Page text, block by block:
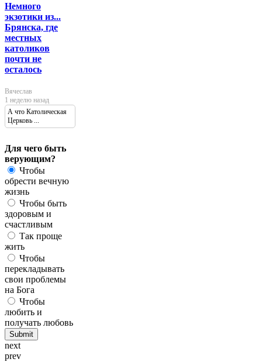
Немного
экзотики из...
Брянска, где
местных
католиков
почти не
осталось
Вячеслав
1 неделю назад
А что Католическая
Церковь ...
Для чего быть
верующим?
Чтобы
обрести вечную
жизнь
Чтобы быть
здоровым и
счастливым
Так проще
жить
Чтобы
перекладывать
свои проблемы
на Бога
Чтобы
любить и
получать любовь
next
prev